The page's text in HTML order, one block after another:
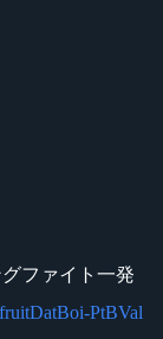
ファイト一発
PtBVal